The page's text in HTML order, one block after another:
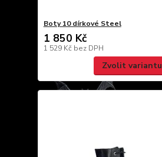
Boty 10 dírkové Steel
1 850 Kč
1 529 Kč bez DPH
Zvolit variantu